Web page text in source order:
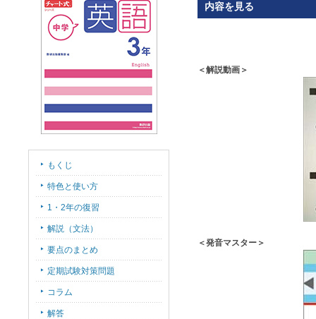
内容を見る
＜解説動画＞
＜発音マスター＞
もくじ
特色と使い方
1・2年の復習
解説（文法）
要点のまとめ
定期試験対策問題
コラム
解答